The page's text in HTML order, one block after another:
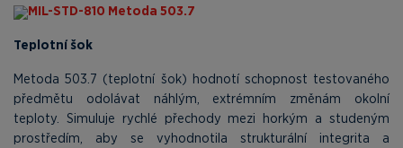
MIL-STD-810 Metoda 503.7
Teplotní šok
Metoda 503.7 (teplotní šok) hodnotí schopnost testovaného
předmětu odolávat náhlým, extrémním změnám okolní
teploty. Simuluje rychlé přechody mezi horkým a studeným
prostředím, aby se vyhodnotila strukturální integrita a